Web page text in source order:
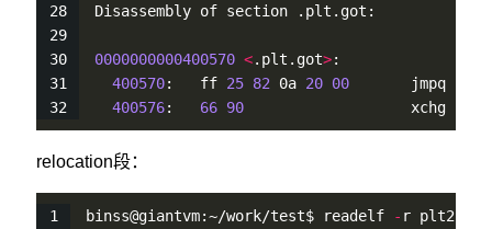
Disassembly of section .plt.got:
0000000000400570 <.plt.got>:
400570:   ff 25 82 0a 20 00
       jmpq
400576: 66 90
xchg
relocation段：
binss@giantvm:~/work/test$ readelf - r plt2